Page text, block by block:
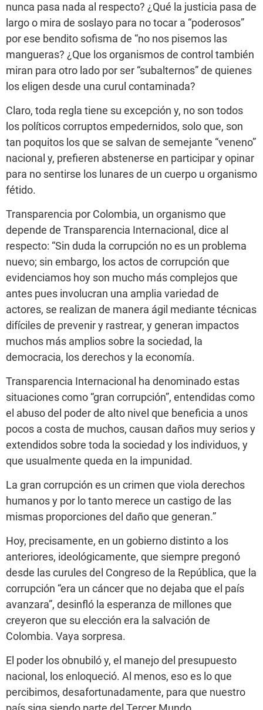
nunca pasa nada al respecto? ¿Qué la justicia pasa de
largo o mira de soslayo para no tocar a “poderosos”
por ese bendito sofisma de “no nos pisemos las
mangueras? ¿Que los organismos de control también
miran para otro lado por ser “subalternos” de quienes
los eligen desde una curul contaminada?
Claro, toda regla tiene su excepción y, no son todos
los políticos corruptos empedernidos, solo que, son
tan poquitos los que se salvan de semejante “veneno”
nacional y, prefieren abstenerse en participar y opinar
para no sentirse los lunares de un cuerpo u organismo
fétido.
Transparencia por Colombia, un organismo que
depende de Transparencia Internacional, dice al
respecto: “Sin duda la corrupción no es un problema
nuevo; sin embargo, los actos de corrupción que
evidenciamos hoy son mucho más complejos que
antes pues involucran una amplia variedad de
actores, se realizan de manera ágil mediante técnicas
difíciles de prevenir y rastrear, y generan impactos
muchos más amplios sobre la sociedad, la
democracia, los derechos y la economía.
Transparencia Internacional ha denominado estas
situaciones como “gran corrupción”, entendidas como
el abuso del poder de alto nivel que beneficia a unos
pocos a costa de muchos, causan daños muy serios y
extendidos sobre toda la sociedad y los individuos, y
que usualmente queda en la impunidad.
La gran corrupción es un crimen que viola derechos
humanos y por lo tanto merece un castigo de las
mismas proporciones del daño que generan.”
Hoy, precisamente, en un gobierno distinto a los
anteriores, ideológicamente, que siempre pregonó
desde las curules del Congreso de la República, que la
corrupción “era un cáncer que no dejaba que el país
avanzara”, desinfló la esperanza de millones que
creyeron que su elección era la salvación de
Colombia. Vaya sorpresa.
El poder los obnubiló y, el manejo del presupuesto
nacional, los enloqueció. Al menos, eso es lo que
percibimos, desafortunadamente, para que nuestro